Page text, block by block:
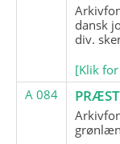
dansk
div.
[Klik
A 084
PRÆST